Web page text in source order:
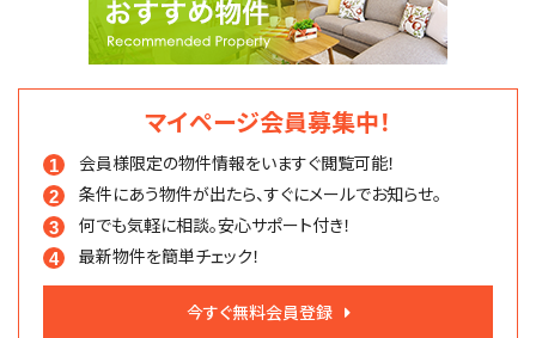
マイページ会員募集中！
会員様限定の物件情報をいますぐ閲覧可能！
条件にあう物件が出たら、すぐにメールでお知らせ。
何でも気軽に相談。安心サポート付き！
最新物件を簡単チェック！
今すぐ無料会員登録